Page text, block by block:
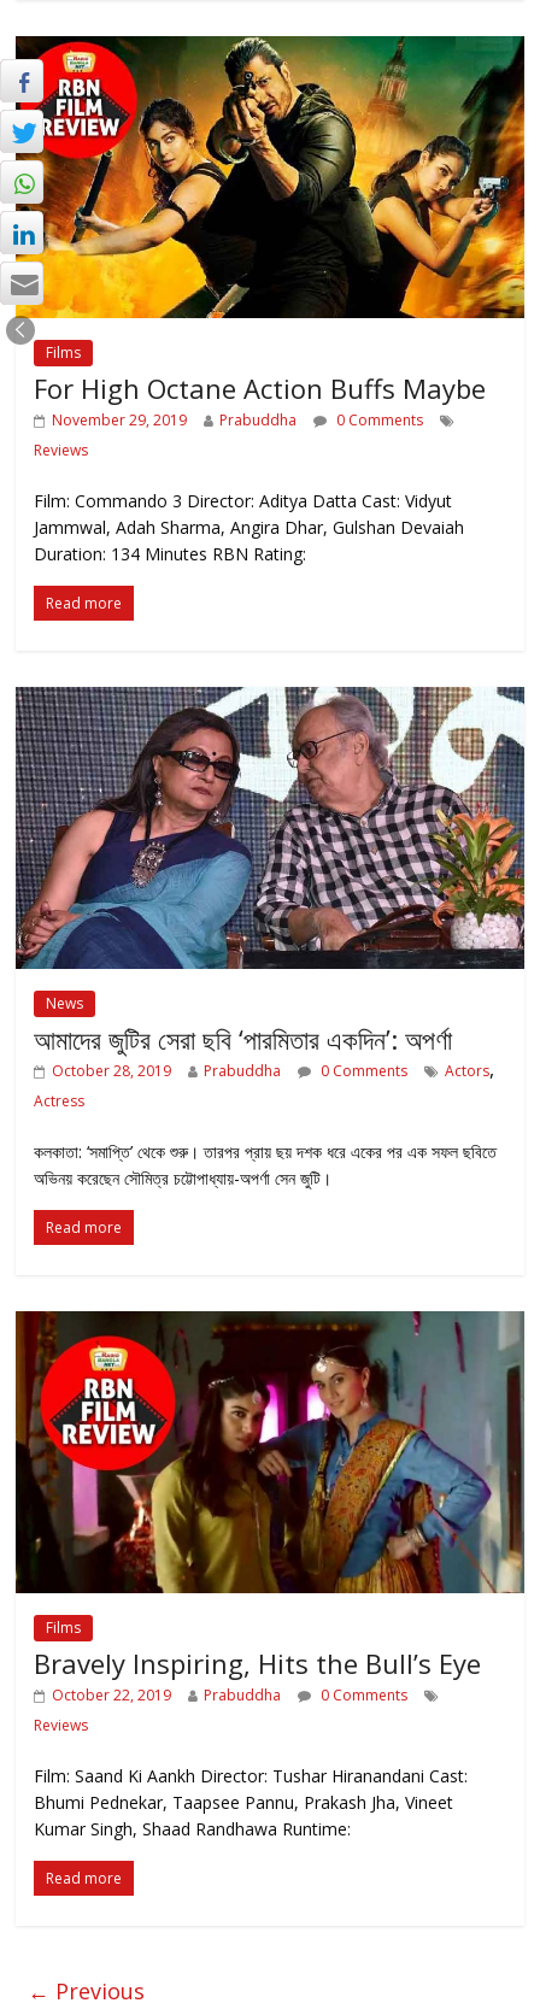
Films
For High Octane Action Buffs Maybe
November 29, 2019 Prabuddha
0 Comments
Reviews
Film: Commando 3 Director: Aditya Datta Cast: Vidyut
Jammwal, Adah Sharma, Angira Dhar, Gulshan Devaiah
Duration: 134 Minutes RBN Rating:
Read more
News
আমাদের জুটির সেরা ছবি ‘পারমিতার একদিন’: অপর্ণা
October 28, 2019 Prabuddha 0 Comments Actors,
Actress
কলকাতা: ‘সমাপ্তি’ থেকে শুরু। তারপর প্রায় ছয় দশক ধরে একের পর এক সফল ছবিতে
অভিনয় করেছেন সৌমিত্র চট্টোপাধ্যায়-অপর্ণা সেন জুটি।
Read more
Films
Bravely Inspiring, Hits the Bull’s Eye
October 22, 2019 Prabuddha
0 Comments
Reviews
Film: Saand Ki Aankh Director: Tushar Hiranandani Cast:
Bhumi Pednekar, Taapsee Pannu, Prakash Jha, Vineet
Kumar Singh, Shaad Randhawa Runtime:
Read more
← Previous